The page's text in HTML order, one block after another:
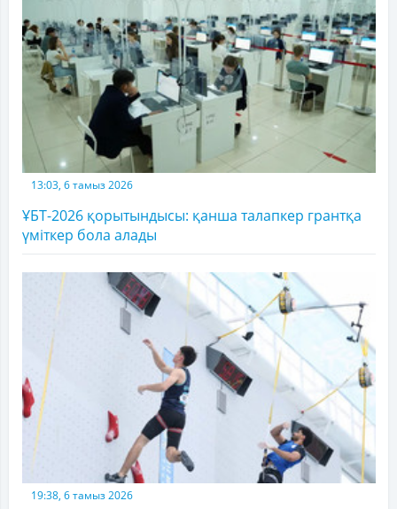
13:03, 6 тамыз 2026
ҰБТ-2026 қорытындысы: қанша талапкер грантқа
үміткер бола алады
19:38, 6 тамыз 2026